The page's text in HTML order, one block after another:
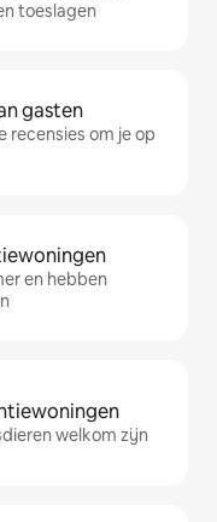
toeslagen
gasten
recensies om je op
en hebben
welkom zijn